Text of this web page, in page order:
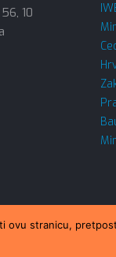
10
ovu stranicu,